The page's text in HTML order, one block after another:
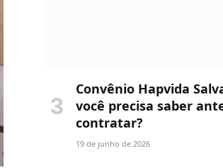
Convênio Hapvida
você precisa saber
contratar?
19 de junho de 2026